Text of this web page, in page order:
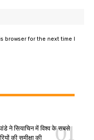
browser for the next time I
ने सियाचिन में विश्व के सबसे
की समीक्षा की